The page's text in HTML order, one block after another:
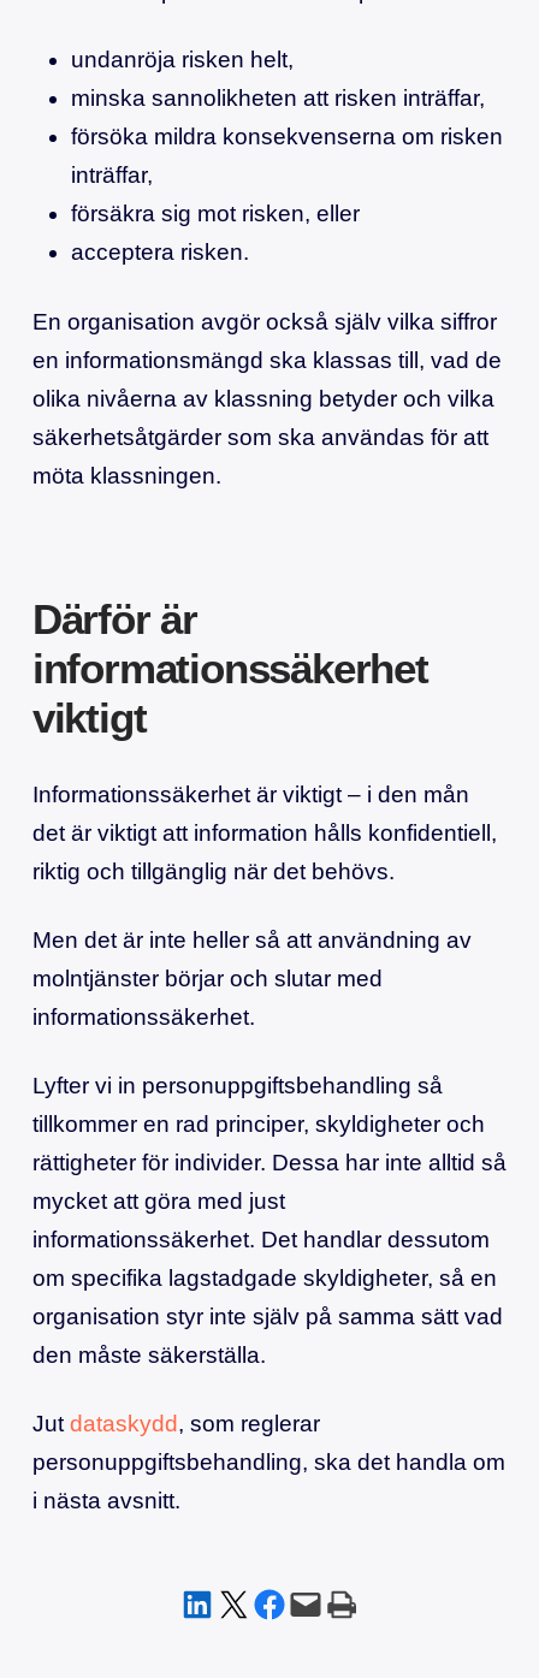
undanröja risken helt,
minska sannolikheten att risken inträffar,
försöka mildra konsekvenserna om risken
inträffar,
försäkra sig mot risken, eller
acceptera risken.
En organisation avgör också själv vilka siffror
en informationsmängd ska klassas till, vad de
olika nivåerna av klassning betyder och vilka
säkerhetsåtgärder som ska användas för att
möta klassningen.
Därför är
informationssäkerhet
viktigt
Informationssäkerhet är viktigt – i den mån
det är viktigt att information hålls konfidentiell,
riktig och tillgänglig när det behövs.
Men det är inte heller så att användning av
molntjänster börjar och slutar med
informationssäkerhet.
Lyfter vi in personuppgiftsbehandling så
tillkommer en rad principer, skyldigheter och
rättigheter för individer. Dessa har inte alltid så
mycket att göra med just
informationssäkerhet. Det handlar dessutom
om specifika lagstadgade skyldigheter, så en
organisation styr inte själv på samma sätt vad
den måste säkerställa.
Jutdataskydd, som reglerar
personuppgiftsbehandling, ska det handla om
i nästa avsnitt.
Dela på LinkedIn Dela på X Dela på Facebook Skicka denna sida med e-post Skriv ut denna sida